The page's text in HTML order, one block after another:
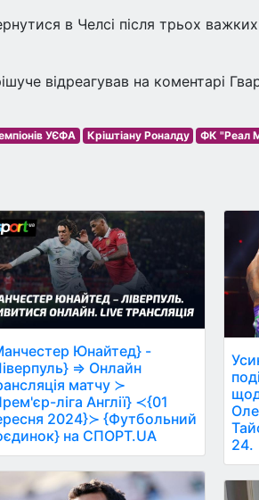
в Челсі після трьох важких
відреагував на коментарі
УЄФА Кріштіану Роналду
ФК "Реал
Юнайтед} -
⇒ Онлайн
матчу ≻
ліга Англії} ≺{01
2024}≻ {Футбольний
на СПОРТ.UA
24.